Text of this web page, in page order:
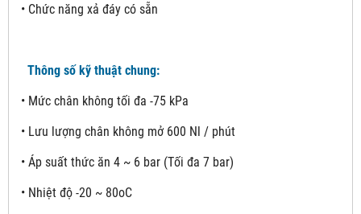
• Chức năng xả đáy có sẵn
Thông số kỹ thuật chung:
• Mức chân không tối đa -75 kPa
• Lưu lượng chân không mở 600 Nl / phút
• Áp suất thức ăn 4 ~ 6 bar (Tối đa 7 bar)
• Nhiệt độ -20 ~ 80oC